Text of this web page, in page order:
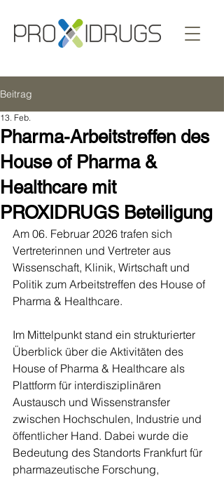
Beitrag
Pharma-Arbeitstreffen des
House of Pharma &
Healthcare mit
PROXIDRUGS Beteiligung
13. Feb.
Am 06. Februar 2026 trafen sich
Vertreterinnen und Vertreter aus
Wissenschaft, Klinik, Wirtschaft und
Politik zum Arbeitstreffen des House of
Pharma & Healthcare.
Im Mittelpunkt stand ein strukturierter
Überblick über die Aktivitäten des
House of Pharma & Healthcare als
Plattform für interdisziplinären
Austausch und Wissenstransfer
zwischen Hochschulen, Industrie und
öffentlicher Hand. Dabei wurde die
Bedeutung des Standorts Frankfurt für
pharmazeutische Forschung,